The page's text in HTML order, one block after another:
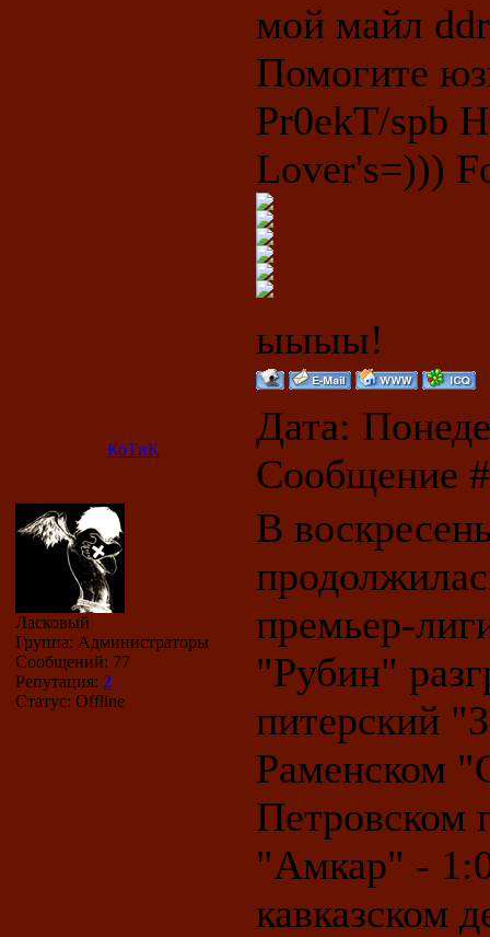
мой майл
Помогите
Pr0ekT/spb
Lover's=)))
ыыыы!
КоТиК
Дата:
Сообщение
Ласковый
Группа: Администраторы
Сообщений: 77
Репутация: 2
Статус: Offline
В
премьер-
"Рубин"
питерский
Раменском
Петровском
"Амкар" -
кавказском